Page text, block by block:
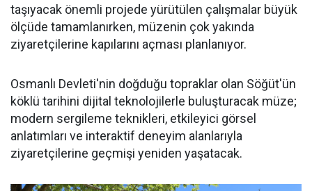
taşıyacak önemli projede yürütülen çalışmalar büyük
ölçüde tamamlanırken, müzenin çok yakında
ziyaretçilerine kapılarını açması planlanıyor.
Osmanlı Devleti'nin doğduğu topraklar olan Söğüt'ün
köklü tarihini dijital teknolojilerle buluşturacak müze;
modern sergileme teknikleri, etkileyici görsel
anlatımları ve interaktif deneyim alanlarıyla
ziyaretçilerine geçmişi yeniden yaşatacak.